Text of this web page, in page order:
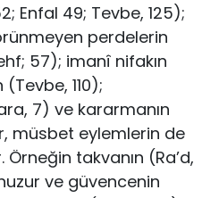
Enfal 49; Tev­be, 125);
perdelerin
57); imanî nifakın
110);
7) ve kararmanın
müsbet eylemlerin de
Örneğin takvanın (Ra’d,
ve güvencenin